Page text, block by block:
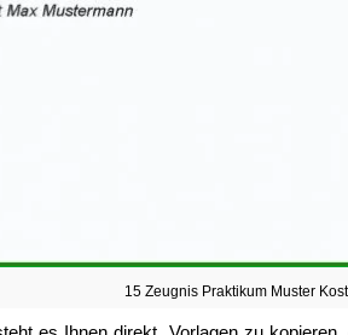
15 Zeugnis Praktikum Muster